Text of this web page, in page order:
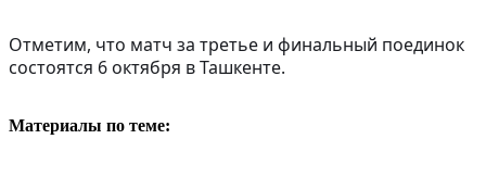
Отметим, что матч за третье и финальный поединок
состоятся 6 октября в Ташкенте.
Материалы по теме: